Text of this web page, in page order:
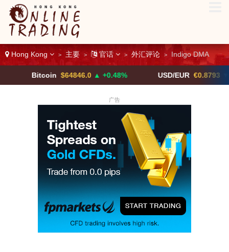
Hong Kong > 主要 > 官话 > 外汇评论 > Indigo DMA
$64846.0 ▲ +0.48% USD/EUR €0.8793 ▼
广告